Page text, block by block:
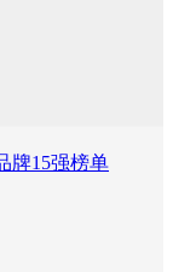
牌15强榜单